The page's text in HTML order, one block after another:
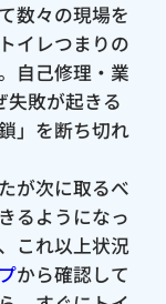
数々の現場を
イレつまりの
自己修理・業
失敗が起きる
」を断ち切れ
が次に取るべ
るようになっ
これ以上状況
から確認して